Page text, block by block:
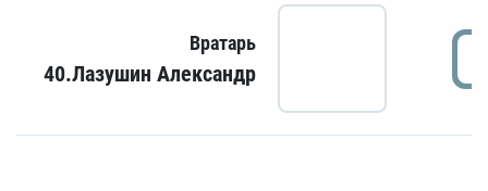
Вратарь
40.Лазушин Александр